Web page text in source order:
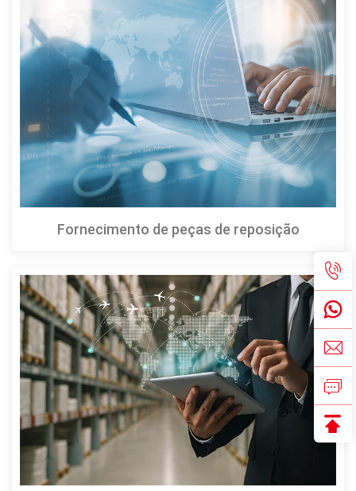
Fornecimento de peças de reposição